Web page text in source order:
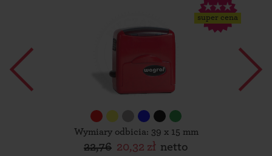
super cena
Wymiary odbicia: 39 x 15 mm
22,76 20,32 zł netto